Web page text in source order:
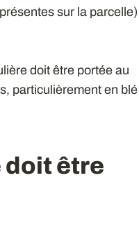
sur la parcelle)
doit être portée au
particulièrement en blé
doit être